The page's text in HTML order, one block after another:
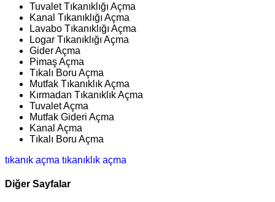
Tuvalet Tıkanıklığı Açma
Kanal Tıkanıklığı Açma
Lavabo Tıkanıklığı Açma
Logar Tıkanıklığı Açma
Gider Açma
Pimaş Açma
Tıkalı Boru Açma
Mutfak Tıkanıklık Açma
Kırmadan Tıkanıklık Açma
Tuvalet Açma
Mutfak Gideri Açma
Kanal Açma
Tıkalı Boru Açma
tıkanık açma tıkanıklık açma
Diğer Sayfalar